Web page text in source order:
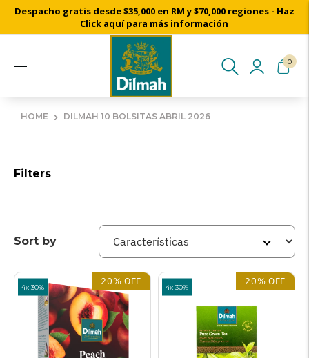
Despacho gratis desde $35,000 en RM y $70,000 regiones - Haz
Click aquí para más información
0
HOME › DILMAH 10 BOLSITAS ABRIL 2026
Filters
Sort by
4x 30% 20% OFF 4x 30% 20% OFF